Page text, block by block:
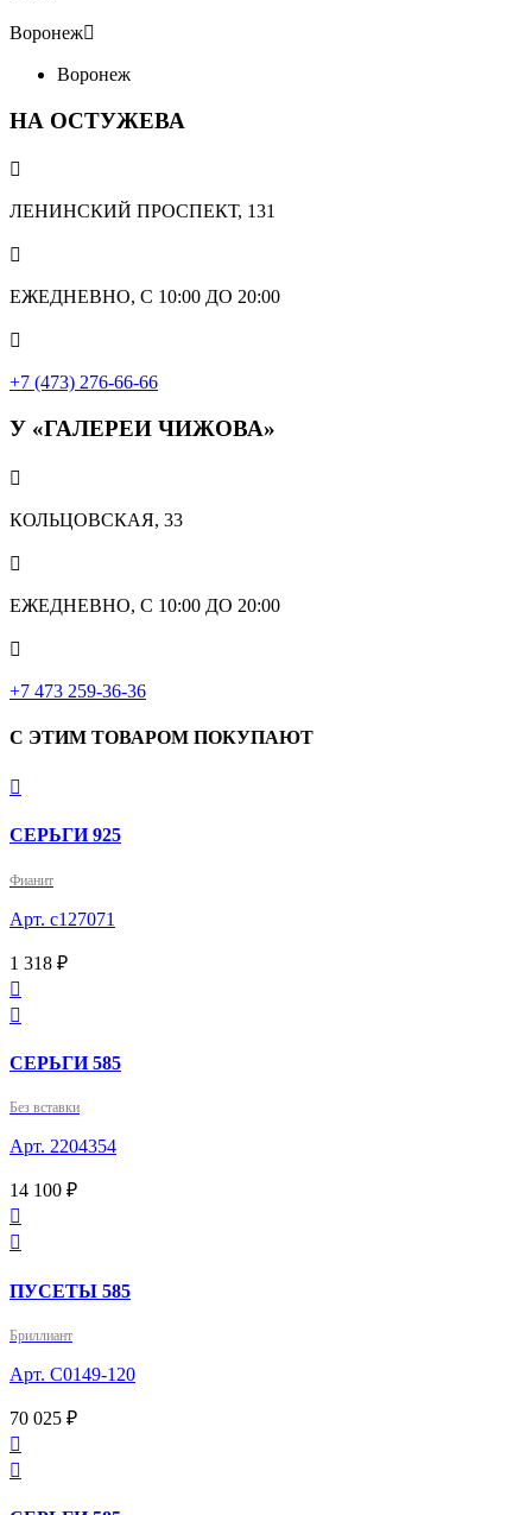
Воронеж
Воронеж
НА ОСТУЖЕВА

ЛЕНИНСКИЙ ПРОСПЕКТ, 131

ЕЖЕДНЕВНО, С 10:00 ДО 20:00

+7 (473) 276-66-66
У «ГАЛЕРЕИ ЧИЖОВА»

КОЛЬЦОВСКАЯ, 33

ЕЖЕДНЕВНО, С 10:00 ДО 20:00

‎+7 473 259-36-36
С ЭТИМ ТОВАРОМ ПОКУПАЮТ

СЕРЬГИ 925
Фианит
Арт. с127071
1 318 ₽


СЕРЬГИ 585
Без вставки
Арт. 2204354
14 100 ₽


ПУСЕТЫ 585
Бриллиант
Арт. С0149-120
70 025 ₽

